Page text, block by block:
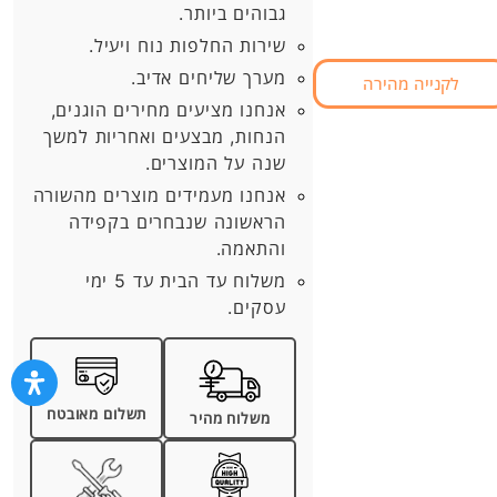
לקנייה מהירה
גבוהים ביותר.
שירות החלפות נוח ויעיל.
מערך שליחים אדיב.
אנחנו מציעים מחירים הוגנים,
הנחות, מבצעים ואחריות למשך
שנה על המוצרים.
אנחנו מעמידים מוצרים מהשורה
הראשונה שנבחרים בקפידה
והתאמה.
משלוח עד הבית עד 5 ימי
עסקים.
משלוח מהיר תשלום מאובטח